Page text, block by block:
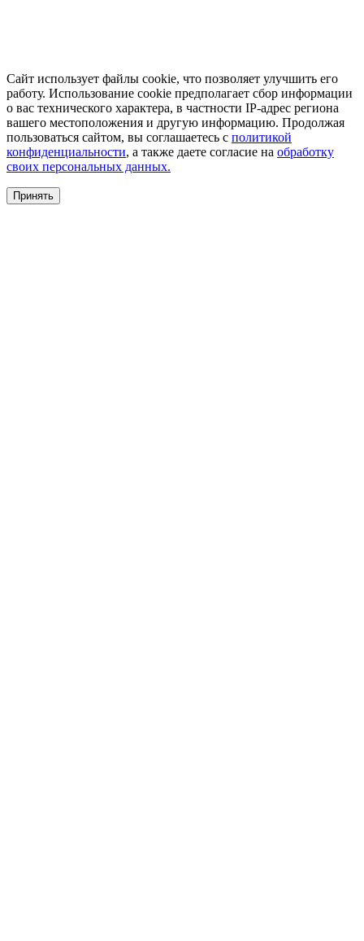
Сайт использует файлы cookie, что позволяет улучшить его
работу. Использование cookie предполагает сбор информации
о вас технического характера, в частности IP-адрес региона
вашего местоположения и другую информацию. Продолжая
пользоваться сайтом, вы соглашаетесь с политикой
конфиденциальности, а также даете согласие на обработку
своих персональных данных.
Принять